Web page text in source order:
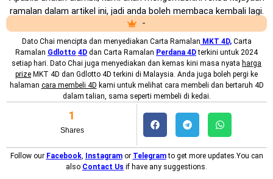
ramalan dalam artikel ini, jadi anda boleh membaca kembali lagi.
-
Dato Chai mencipta dan menyediakan Carta Ramalan MKT 4D,Carta
Ramalan Gdlotto 4D dan Carta Ramalan Perdana 4D terkini untuk 2024
setiap hari. Dato Chai juga menyediakan dan kemas kini masa nyata harga
prize MKT 4D dan Gdlotto 4D terkini di Malaysia. Anda juga boleh pergi ke
halaman cara membeli 4D kami untuk melihat cara membeli dan bertaruh 4D
dalam talian, sama seperti membeli di kedai.
Shares
1
Follow our Facebook, Instagramor Telegramto get more updates.You can
also Contact Us if have any suggestions.